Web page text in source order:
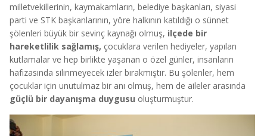
milletvekillerinin, kaymakamların, belediye başkanları, siyasi
parti ve STK başkanlarının, yöre halkının katıldığı o sünnet
şölenleri büyük bir sevinç kaynağı olmuş, ilçede bir
hareketlilik sağlamış, çocuklara verilen hediyeler, yapılan
kutlamalar ve hep birlikte yaşanan o özel günler, insanların
hafızasında silinmeyecek izler bırakmıştır. Bu şölenler, hem
çocuklar için unutulmaz bir anı olmuş, hem de aileler arasında
güçlü bir dayanışma duygusu oluşturmuştur.